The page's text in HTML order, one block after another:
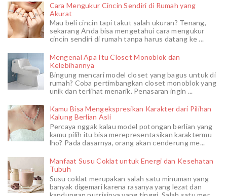
Cara Mengukur Cincin Sendiri di Rumah yang
Akurat
Mau beli cincin tapi takut salah ukuran? Tenang,
sekarang Anda bisa mengetahui cara mengukur
cincin sendiri di rumah tanpa harus datang ke ...
Mengenal Apa Itu Closet Monoblok dan
Kelebihannya
Bingung mencari model closet yang bagus untuk di
rumah? Coba pertimbangkan closet monoblok yang
unik dan terlihat menarik. Penasaran ingin ...
Kamu Bisa Mengekspresikan Karakter dari Pilihan
Kalung Berlian Asli
Percaya nggak kalau model potongan berlian yang
kamu pilih itu bisa merepresentasikan karaktermu
lho? Pada dasarnya, orang akan cenderung me...
Manfaat Susu Coklat untuk Energi dan Kesehatan
Tubuh
Susu coklat merupakan salah satu minuman yang
banyak digemari karena rasanya yang lezat dan